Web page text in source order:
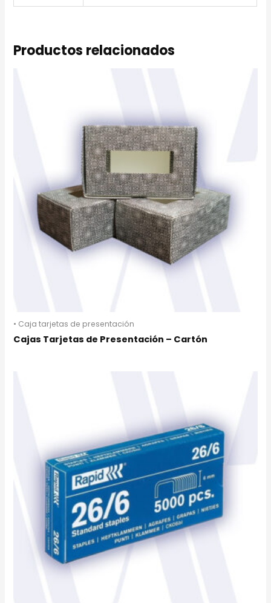
Productos relacionados
• Caja tarjetas de presentación
Cajas Tarjetas de Presentación – Cartón